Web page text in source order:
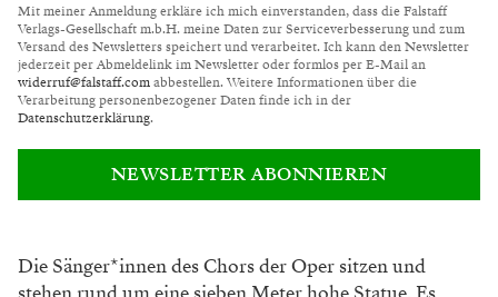
Mit meiner Anmeldung erkläre ich mich einverstanden, dass die Falstaff
Verlags-Gesellschaft m.b.H. meine Daten zur Serviceverbesserung und zum
Versand des Newsletters speichert und verarbeitet. Ich kann den Newsletter
jederzeit per Abmeldelink im Newsletter oder formlos per E-Mail an
widerruf@falstaff.comabbestellen. Weitere Informationen über die
Verarbeitung personenbezogener Daten finde ich in der
Datenschutzerklärung.
NEWSLETTER ABONNIEREN
Die Sänger*innen des Chors der Oper sitzenund